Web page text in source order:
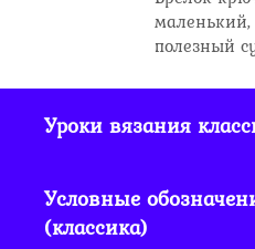
полезный
Уроки вязания
Условные
(классика)